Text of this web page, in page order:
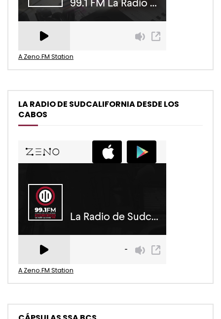
A Zeno.FM Station
LA RADIO DE SUDCALIFORNIA DESDE LOS
CABOS
A Zeno.FM Station